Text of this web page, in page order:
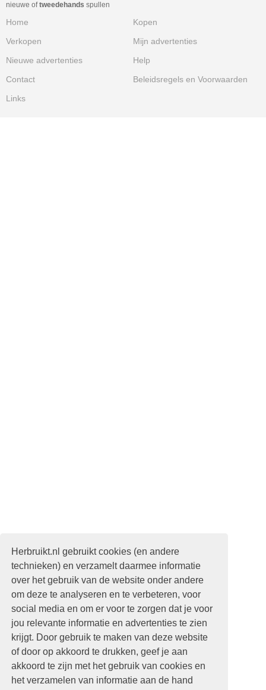
Herbruikt.nl gebruikt cookies (en andere
technieken) en verzamelt daarmee informatie
over het gebruik van de website onder andere
om deze te analyseren en te verbeteren, voor
social media en om er voor te zorgen dat je voor
jou relevante informatie en advertenties te zien
krijgt. Door gebruik te maken van deze website
of door op akkoord te drukken, geef je aan
akkoord te zijn met het gebruik van cookies en
het verzamelen van informatie aan de hand
nieuwe oftweedehands spullen
Home
Kopen
Verkopen
Mijn advertenties
Nieuwe advertenties
Help
Contact
Beleidsregels en Voorwaarden
Links